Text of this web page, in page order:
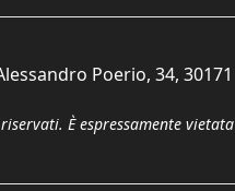
Poerio, 34, 30171
È espressamente